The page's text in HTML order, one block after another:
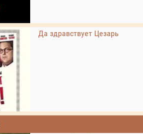
Да здравствует Цезарь